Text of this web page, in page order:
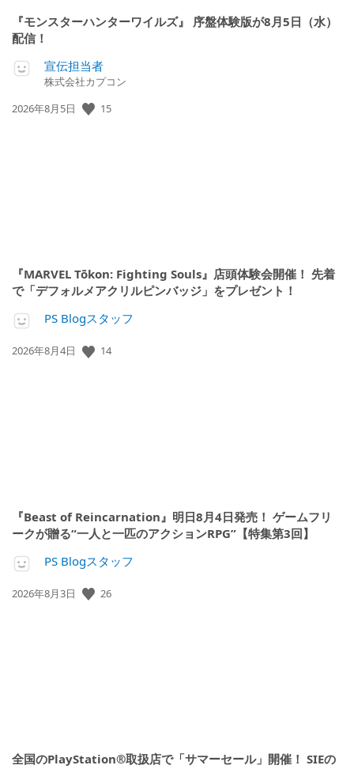
『モンスターハンターワイルズ』 序盤体験版が8月5日（水）
配信！
宣伝担当者
株式会社カプコン
公
2026年8月5日 15
『MARVEL Tōkon: Fighting Souls』店頭体験会開催！ 先着
で「デフォルメアクリルピンバッジ」をプレゼント！
PS Blogスタッフ
公
2026年8月4日 14
『Beast of Reincarnation』明日8月4日発売！ ゲームフリ
ークが贈る“一人と一匹のアクションRPG”【特集第3回】
PS Blogスタッフ
公
2026年8月3日 26
全国のPlayStation®取扱店で「サマーセール」開催！ SIEの